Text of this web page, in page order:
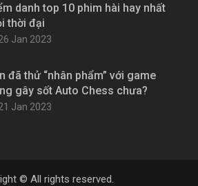
danh top 10 phim hài hay nhất
thời đại
Jan 2023
đã thử “nhân phẩm” với game
gây sốt Auto Chess chưa?
Jan 2023
© All rights reserved.